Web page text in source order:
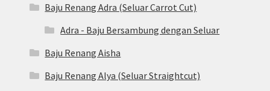
Baju Renang Adra (Seluar Carrot Cut)
Adra - Baju Bersambung dengan Seluar
Baju Renang Aisha
Baju Renang Alya (Seluar Straightcut)